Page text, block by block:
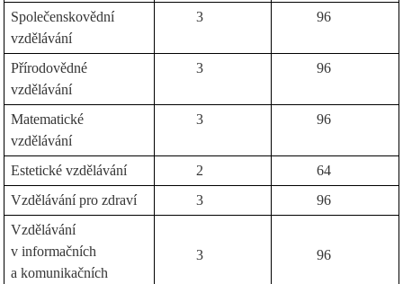
Společenskovědní
vzdělávání
3 96
Přírodovědné
vzdělávání
3 96
Matematické
vzdělávání
3 96
Estetické vzdělávání 2
64
Vzdělávání pro zdraví
3
96
Vzdělávání
v informačních
a komunikačních
3 96